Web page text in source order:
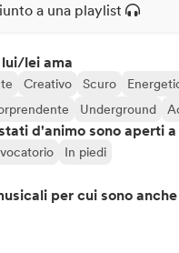
a una playlist
lei ama
Creativo Scuro
Underground
d'animo sono aperti
In piedi
per cui sono